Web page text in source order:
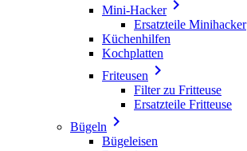
Mini-Hacker
Ersatzteile Minihacker
Küchenhilfen
Kochplatten
Friteusen 
Filter zu Fritteuse
Ersatzteile Fritteuse
Bügeln 
Bügeleisen